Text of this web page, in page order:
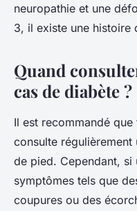
neuropathie et une
3, il existe une histoire
Quand
cas de diabète ?
Il est recommandé
consulte
de pied. Cependant, si
symptômes tels que
coupures ou des